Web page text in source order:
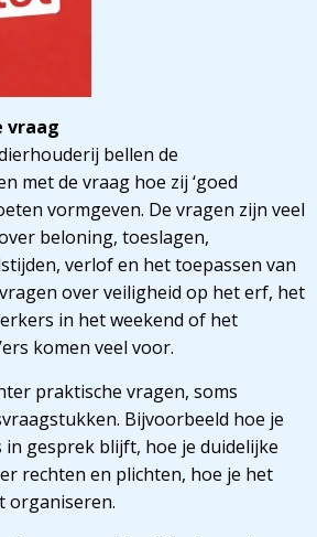
vraag
bellen de
met de vraag hoe zij ‘goed
vormgeven. De vragen zijn veel
beloning, toeslagen,
verlof en het toepassen van
over veiligheid op het erf, het
in het weekend of het
komen veel voor.
praktische vragen, soms
Bijvoorbeeld hoe je
in gesprek blijft, hoe je duidelijke
rechten en plichten, hoe je het
organiseren.